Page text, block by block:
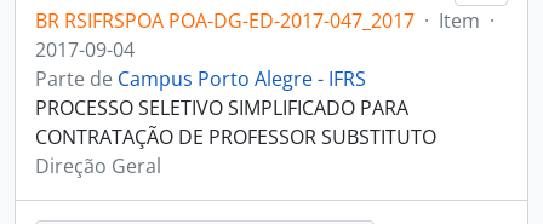
BR RSIFRSPOA POA-DG-ED-2017-047_2017 · Item ·
2017-09-04
Parte de Campus Porto Alegre - IFRS
PROCESSO SELETIVO SIMPLIFICADO PARA
CONTRATAÇÃO DE PROFESSOR SUBSTITUTO
Direção Geral